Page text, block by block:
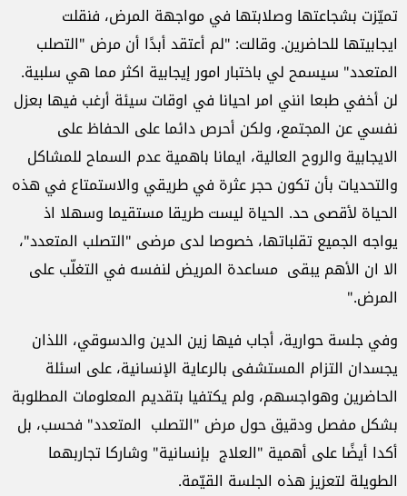
تميّزت بشجاعتها وصلابتها في مواجهة المرض، فنقلت
ايجابيتها للحاضرين. وقالت: "لم أعتقد أبدًا أن مرض "التصلب
المتعدد" سيسمح لي باختبار امور إيجابية اكثر مما هي سلبية.
لن أخفي طبعا انني امر احيانا في اوقات سيئة أرغب فيها بعزل
نفسي عن المجتمع، ولكن أحرص دائما على الحفاظ على
الايجابية والروح العالية، ايمانا باهمية عدم السماح للمشاكل
والتحديات بأن تكون حجر عثرة في طريقي والاستمتاع في هذه
الحياة لأقصى حد. الحياة ليست طريقا مستقيما وسهلا اذ
يواجه الجميع تقلباتها، خصوصا لدى مرضى "التصلب المتعدد"،
الا ان الأهم يبقى مساعدة المريض لنفسه في التغلّب على
المرض."
وفي جلسة حوارية، أجاب فيها زين الدين والدسوقي، اللذان
يجسدان التزام المستشفى بالرعاية الإنسانية، على اسئلة
الحاضرين وهواجسهم، ولم يكتفيا بتقديم المعلومات المطلوبة
بشكل مفصل ودقيق حول مرض "التصلب المتعدد" فحسب، بل
أكدا أيضًا على أهمية "العلاج بإنسانية" وشاركا تجاربهما
الطويلة لتعزيز هذه الجلسة القيّمة.